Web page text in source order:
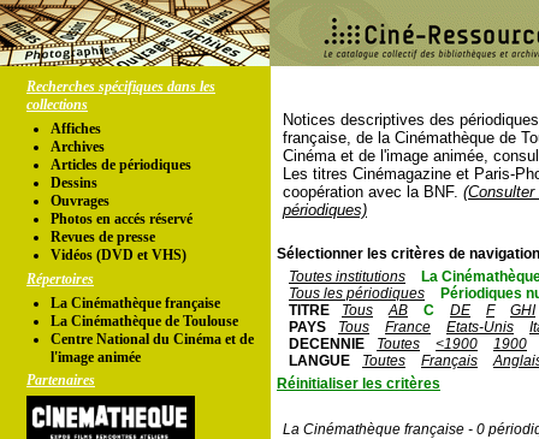
Recherches spécifiques dans les
collections
Affiches
Archives
Articles de périodiques
Dessins
Ouvrages
Photos en accés réservé
Revues de presse
Vidéos (DVD et VHS)
Répertoires
La Cinémathèque française
La Cinémathèque de Toulouse
Centre National du Cinéma et de
l'image animée
Partenaires
Notices descriptives des
française, de la Cinémathèque de
Cinéma et de l'image animée,
Les titres Cinémagazine et Paris-
coopération avec la BNF.
périodiques)
Sélectionner les critères de
Toutes institutions
La
Tous les périodiques
Périodiques
TITRE
Tous AB C DE F
GHI
PAYS
Tous France Etats-Unis
DECENNIE
Toutes <1900
1900
LANGUE
Toutes Français
Réinitialiser les critères
La Cinémathèque française - 0